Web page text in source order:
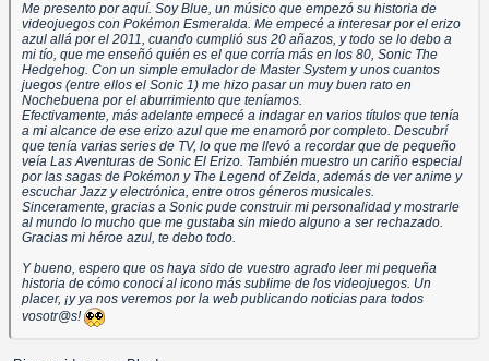
Me presento por aquí. Soy Blue, un músico que empezó su historia de
videojuegos con Pokémon Esmeralda. Me empecé a interesar por el erizo
azul allá por el 2011, cuando cumplió sus 20 añazos, y todo se lo debo a
mi tío, que me enseñó quién es el que corría más en los 80, Sonic The
Hedgehog. Con un simple emulador de Master System y unos cuantos
juegos (entre ellos el Sonic 1) me hizo pasar un muy buen rato en
Nochebuena por el aburrimiento que teníamos.
Efectivamente, más adelante empecé a indagar en varios títulos que tenía
a mi alcance de ese erizo azul que me enamoró por completo. Descubrí
que tenía varias series de TV, lo que me llevó a recordar que de pequeño
veía Las Aventuras de Sonic El Erizo. También muestro un cariño especial
por las sagas de Pokémon y The Legend of Zelda, además de ver anime y
escuchar Jazz y electrónica, entre otros géneros musicales.
Sinceramente, gracias a Sonic pude construir mi personalidad y mostrarle
al mundo lo mucho que me gustaba sin miedo alguno a ser rechazado.
Gracias mi héroe azul, te debo todo.
Y bueno, espero que os haya sido de vuestro agrado leer mi pequeña
historia de cómo conocí al icono más sublime de los videojuegos. Un
placer, ¡y ya nos veremos por la web publicando noticias para todos
vosotr@s!